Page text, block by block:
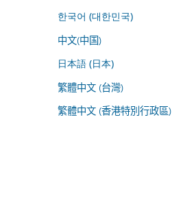
한국어 (대한민국)
中文(中国)
日本語 (日本)
繁體中文 (台灣)
繁體中文 (香港特別行政區)